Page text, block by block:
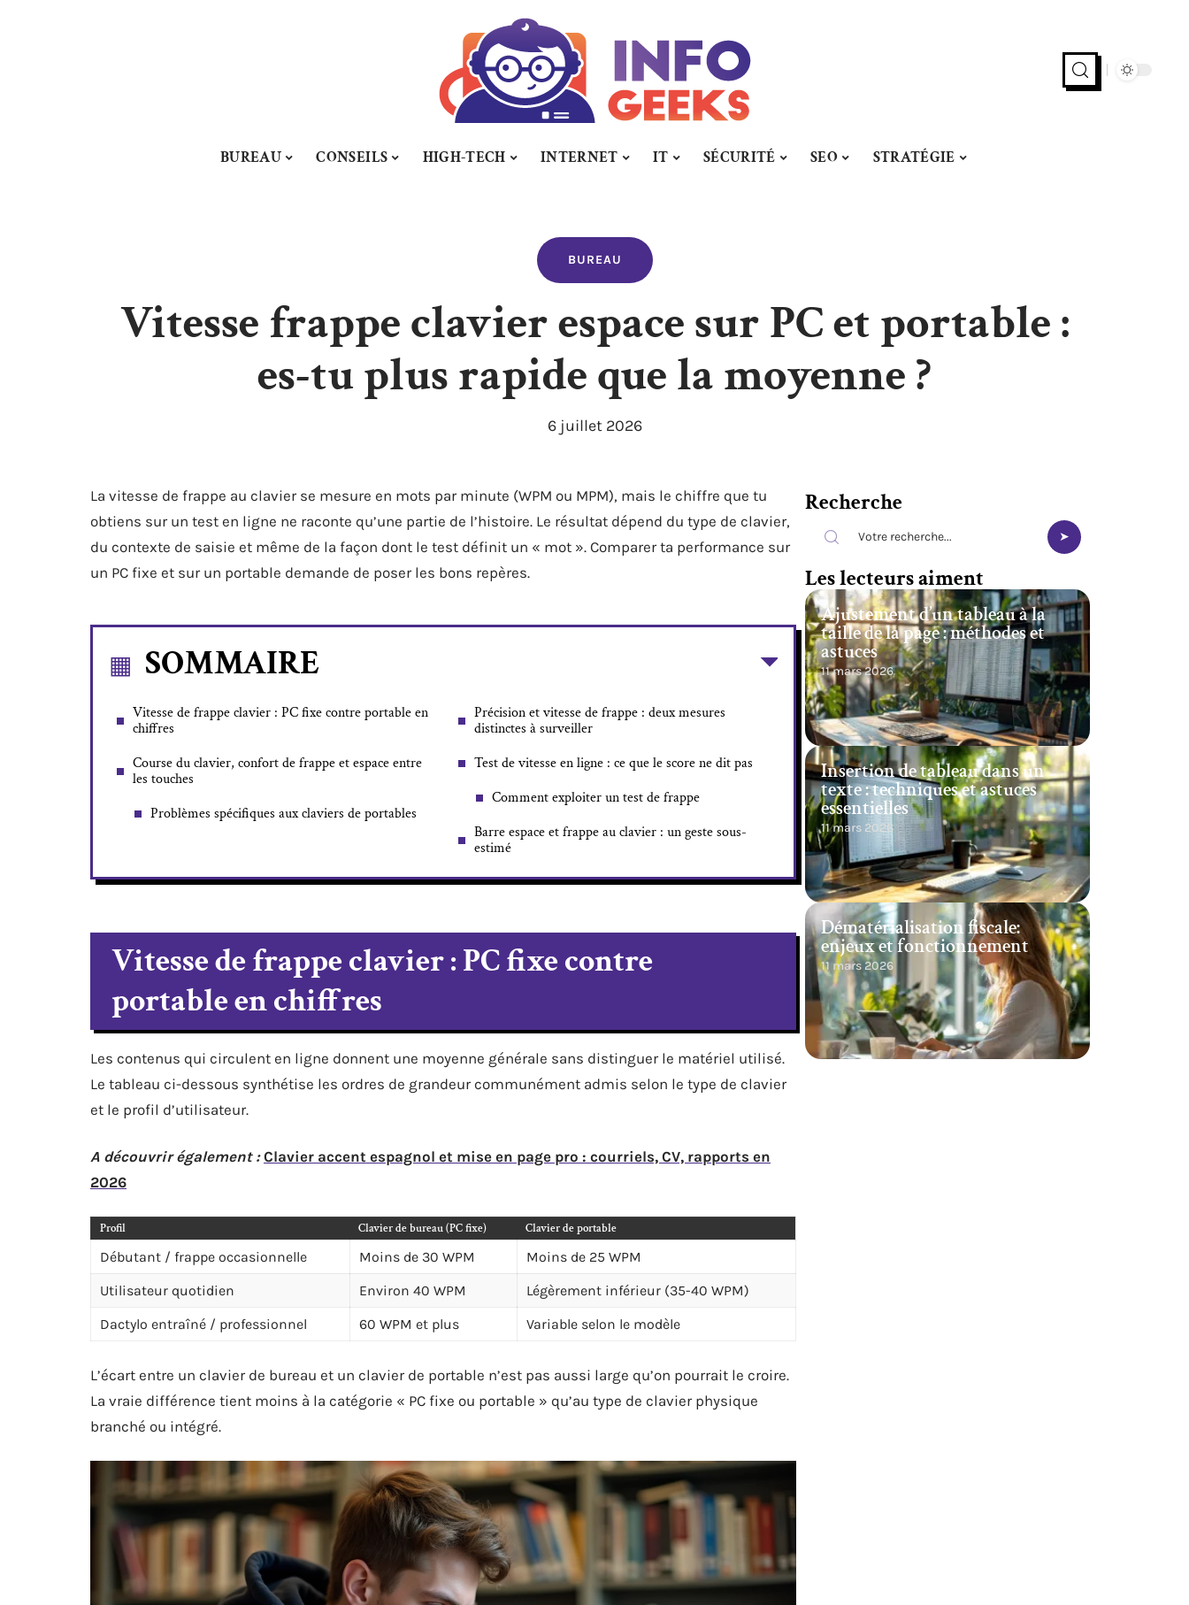
BUREAU CONSEILS HIGH-TECH INTERNET IT SÉCURITÉ SEO STRATÉGIE
BUREAU
Vitesse frappe clavier espace sur PC et portable :
es-tu plus rapide que la moyenne ?
6 juillet 2026
La vitesse de frappe au clavier se mesure en mots par minute (WPM ou MPM), mais le chiffre que tu
obtiens sur un test en ligne ne raconte qu’une partie de l’histoire. Le résultat dépend du type de clavier,
du contexte de saisie et même de la façon dont le test définit un « mot ». Comparer ta performance sur
un PC fixe et sur un portable demande de poser les bons repères.
SOMMAIRE
Vitesse de frappe clavier : PC fixe contre portable en
chiffres
Course du clavier, confort de frappe et espace entre
les touches
Problèmes spécifiques aux claviers de portables
Précision et vitesse de frappe : deux mesures
distinctes à surveiller
Test de vitesse en ligne : ce que le score ne dit pas
Comment exploiter un test de frappe
Barre espace et frappe au clavier : un geste sous-
estimé
Vitesse de frappe clavier : PC fixe contre
portable en chiffres
Les contenus qui circulent en ligne donnent une moyenne générale sans distinguer le matériel utilisé.
Le tableau ci-dessous synthétise les ordres de grandeur communément admis selon le type de clavier
et le profil d’utilisateur.
A découvrir également : Clavier accent espagnol et mise en page pro : courriels, CV, rapports en
2026
Profil Clavier de bureau (PC fixe) Clavier de portable
Débutant / frappe occasionnelle Moins de 30 WPM
Moins de 25 WPM
Utilisateur quotidien
Environ 40 WPM
Légèrement inférieur (35-40 WPM)
Dactylo entraîné / professionnel
60 WPM et plus Variable selon le modèle
L’écart entre un clavier de bureau et un clavier de portable n’est pas aussi large qu’on pourrait le croire.
La vraie différence tient moins à la catégorie « PC fixe ou portable » qu’au type de clavier physique
branché ou intégré.
Recherche
Les lecteurs aiment
Ajustement d’un tableau à la
taille de la page : méthodes et
astuces
11 mars 2026
Insertion de tableau dans un
texte : techniques et astuces
essentielles
11 mars 2026
Dématérialisation fiscale:
enjeux et fonctionnement
11 mars 2026